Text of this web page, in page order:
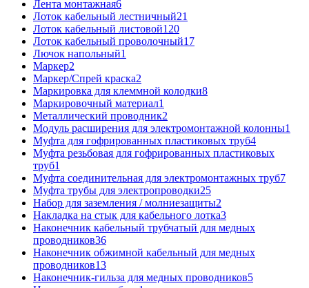
Лента монтажная6
Лоток кабельный лестничный21
Лоток кабельный листовой120
Лоток кабельный проволочный17
Лючок напольный1
Маркер2
Маркер/Спрей краска2
Маркировка для клеммной колодки8
Маркировочный материал1
Металлический проводник2
Модуль расширения для электромонтажной колонны1
Муфта для гофрированных пластиковых труб4
Муфта резьбовая для гофрированных пластиковых
труб1
Муфта соединительная для электромонтажных труб7
Муфта трубы для электропроводки25
Набор для заземления / молниезащиты2
Накладка на стык для кабельного лотка3
Наконечник кабельный трубчатый для медных
проводников36
Наконечник обжимной кабельный для медных
проводников13
Наконечник-гильза для медных проводников5